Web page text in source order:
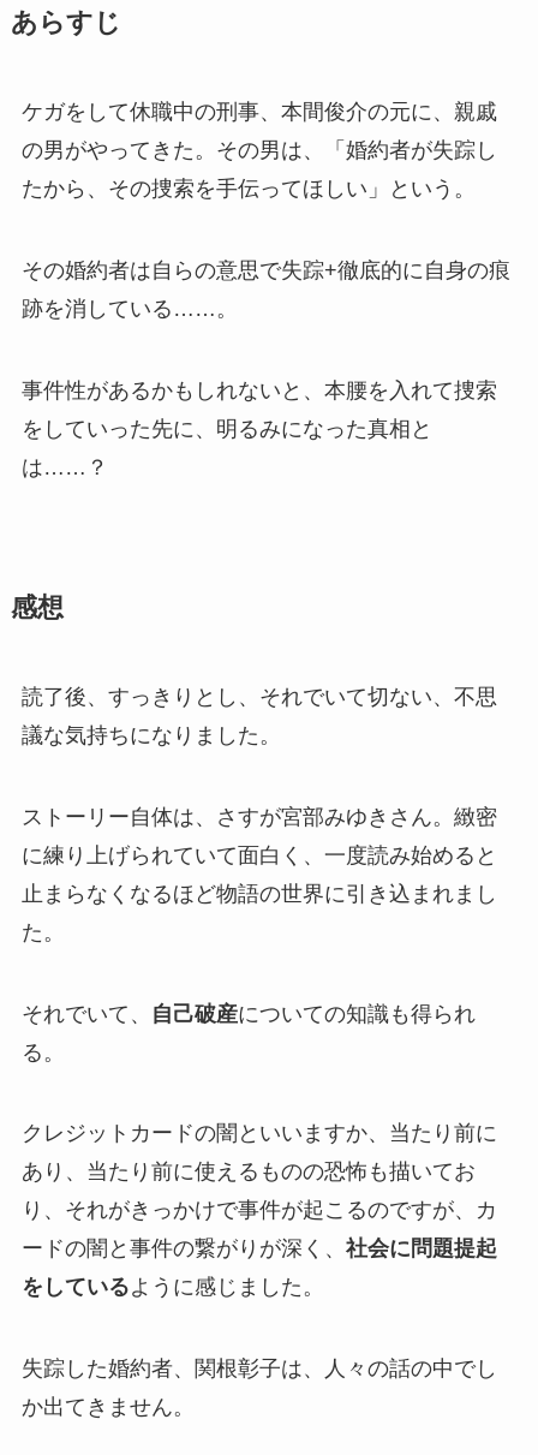
あらすじ
ケガをして休職中の刑事、本間俊介の元に、親戚
の男がやってきた。その男は、「婚約者が失踪し
たから、その捜索を手伝ってほしい」という。
その婚約者は自らの意思で失踪+徹底的に自身の痕
跡を消している……。
事件性があるかもしれないと、本腰を入れて捜索
をしていった先に、明るみになった真相と
は……？
感想
読了後、すっきりとし、それでいて切ない、不思
議な気持ちになりました。
ストーリー自体は、さすが宮部みゆきさん。緻密
に練り上げられていて面白く、一度読み始めると
止まらなくなるほど物語の世界に引き込まれまし
た。
それでいて、 自己破産についての知識も得られ
る。
クレジットカードの闇といいますか、当たり前に
あり、当たり前に使えるものの恐怖も描いてお
り、それがきっかけで事件が起こるのですが、カ
ードの闇と事件の繋がりが深く、 社会に問題提起
をしているように感じました。
失踪した婚約者、関根彰子は、人々の話の中でし
か出てきません。